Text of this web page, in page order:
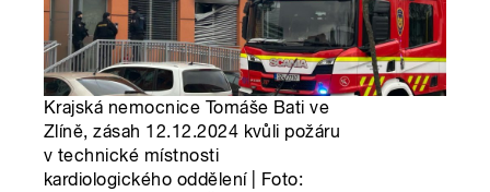
Krajská nemocnice Tomáše Bati ve
Zlíně, zásah 12.12.2024 kvůli požáru
v technické místnosti
kardiologického oddělení | Foto: